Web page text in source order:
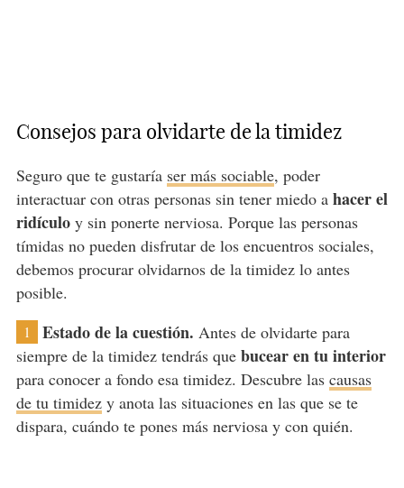
Consejos para olvidarte de la timidez
Seguro que te gustaría ser más sociable, poder
interactuar con otras personas sin tener miedo a hacer el
ridículoy sin ponerte nerviosa. Porque las personas
tímidas no pueden disfrutar de los encuentros sociales,
debemos procurar olvidarnos de la timidez lo antes
posible.
1 Estado de la cuestión. Antes de olvidarte para
siempre de la timidez tendrás que bucear en tu interior
para conocer a fondo esa timidez. Descubre las causas
de tu timidezy anota las situaciones en las que se te
dispara, cuándo te pones más nerviosa y con quién.